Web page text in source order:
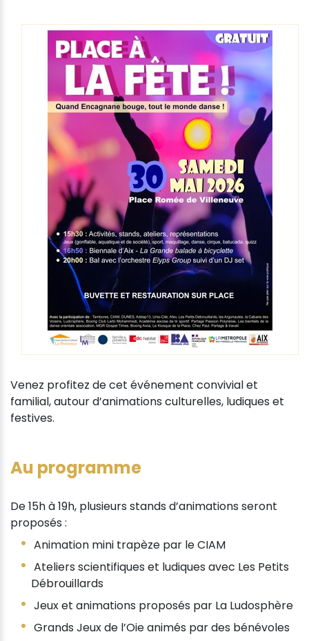
Venez profitez de cet événement convivial et
familial, autour d’animations culturelles, ludiques et
festives.
Au programme
De 15h à 19h, plusieurs stands d’animations seront
proposés :
Animation mini trapèze par le CIAM
Ateliers scientifiques et ludiques avec Les Petits
Débrouillards
Jeux et animations proposés par La Ludosphère
Grands Jeux de l’Oie animés par des bénévoles